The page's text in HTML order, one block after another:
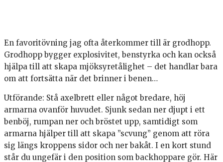
En favoritövning jag ofta återkommer till är grodhopp.
Grodhopp bygger explosivitet, benstyrka och kan också
hjälpa till att skapa mjöksyretålighet – det handlar bara
om att fortsätta när det brinner i benen…
Utförande: Stå axelbrett eller något bredare, höj
armarna ovanför huvudet. Sjunk sedan ner djupt i ett
benböj, rumpan ner och bröstet upp, samtidigt som
armarna hjälper till att skapa ”scvung” genom att röra
sig längs kroppens sidor och ner bakåt. I en kort stund
står du ungefär i den position som backhoppare gör. Här